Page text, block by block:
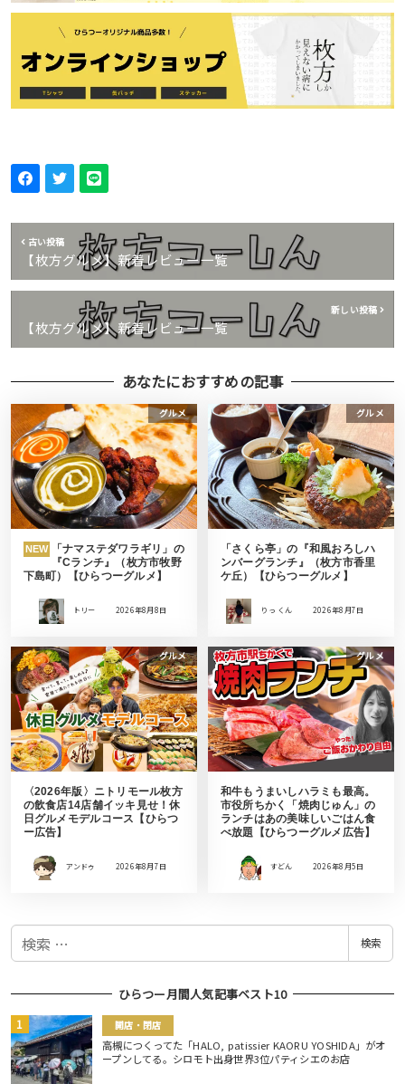
古い投稿
【枚方グルメ】新着レビュー一覧
新しい投稿
【枚方グルメ】新着レビュー一覧
あなたにおすすめの記事
グルメ
NEW
「ナマステダワラギリ」の
『Cランチ』（枚方市牧野
下島町）【ひらつーグルメ】
トリー 2026年8月8日
グルメ
「さくら亭」の『和風おろしハ
ンバーグランチ』（枚方市香里
ケ丘）【ひらつーグルメ】
りっ くん 2026年8月7日
グルメ
〈2026年版〉ニトリモール枚方
の飲食店14店舗イッキ見せ！休
日グルメモデルコース【ひらつ
ー広告】
アンドゥ 2026年8月7日
グルメ
和牛もうまいしハラミも最高。
市役所ちかく「焼肉じゅん」の
ランチはあの美味しいごはん食
べ放題【ひらつーグルメ広告】
すどん 2026年8月5日
検
検索
ひらつー月間人気記事ベスト10
開店・閉店
高槻につくってた「HALO, patissier KAORU YOSHIDA」がオ
ープンしてる。シロモト出身世界3位パティシエのお店